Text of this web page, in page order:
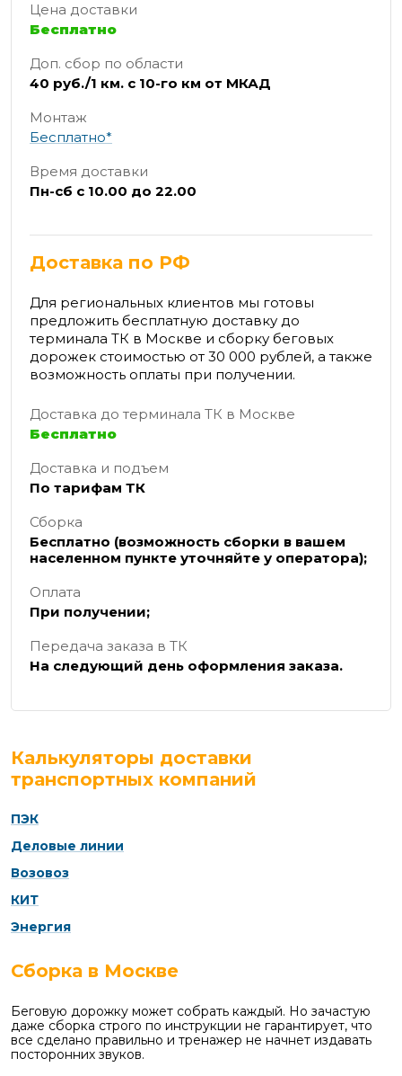
Цена доставки
Бесплатно
Доп. сбор по области
40 руб./1 км. с 10-го км от МКАД
Монтаж
Бесплатно*
Время доставки
Пн-сб с 10.00 до 22.00
Доставка по РФ
Для региональных клиентов мы готовы
предложить бесплатную доставку до
терминала ТК в Москве и сборку беговых
дорожек стоимостью от 30 000 рублей, а также
возможность оплаты при получении.
Доставка до терминала ТК в Москве
Бесплатно
Доставка и подъем
По тарифам ТК
Сборка
Бесплатно (возможность сборки в вашем
населенном пункте уточняйте у оператора);
Оплата
При получении;
Передача заказа в ТК
На следующий день оформления заказа.
Калькуляторы доставки
транспортных компаний
ПЭК
Деловые линии
Возовоз
КИТ
Энергия
Сборка в Москве
Беговую дорожку может собрать каждый. Но зачастую
даже сборка строго по инструкции не гарантирует, что
все сделано правильно и тренажер не начнет издавать
посторонних звуков.